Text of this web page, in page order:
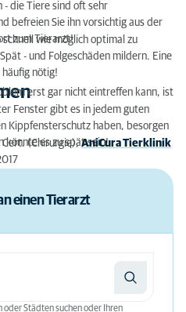
- die Tiere sind oft sehr
befreien Sie ihn vorsichtig aus der
zum Tierarzt!
schnell wie möglich optimal zu
- und Folgeschäden mildern. Eine
nötig!
erst gar nicht eintreffen kann, ist
Fenster gibt es in jedem guten
Kippfensterschutz haben, besorgen
könnte es zu spät sein!
Cert. (Chirurgie),AniCura Tierklinik
einen Tierarzt
oder Städten suchen oder Ihren